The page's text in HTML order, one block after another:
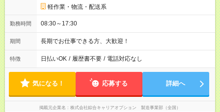
軽作業・物流・配送系
勤務時間 08:30～17:30
期間 長期でお仕事できる方、大歓迎！
特徴 日払いOK / 履歴書不要 / 電話対応なし
気になる！ 応募する 詳細へ
掲載元企業名 株式会社綜合キャリアオプション 製造事業部（全国）